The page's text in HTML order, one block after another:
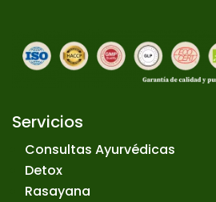
Servicios
Consultas Ayurvédicas
Detox
Rasayana